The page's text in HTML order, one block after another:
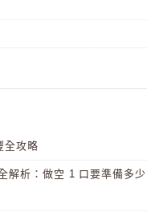
全攻略
解析：做空 1 口要準備多少